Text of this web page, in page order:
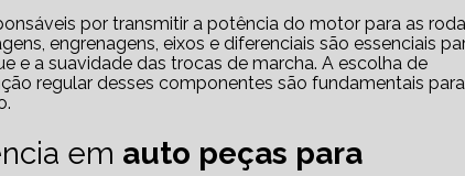
engrenagens, eixos e diferenciais são essenciais
e a suavidade das trocas de marcha. A escolha de
regular desses componentes são fundamentais
em auto peças para